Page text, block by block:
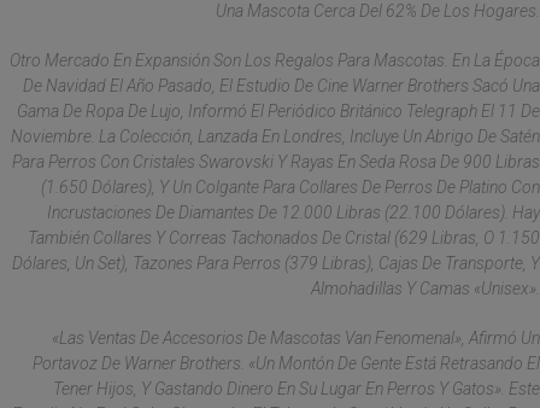
Una Mascota Cerca Del 62% De Los Hogares.
Otro Mercado En Expansión Son Los Regalos Para Mascotas. En La Época
De Navidad El Año Pasado, El Estudio De Cine Warner Brothers Sacó Una
Gama De Ropa De Lujo, Informó El Periódico Británico Telegraph El 11 De
Noviembre. La Colección, Lanzada En Londres, Incluye Un Abrigo De Satén
Para Perros Con Cristales Swarovski Y Rayas En Seda Rosa De 900 Libras
(1.650 Dólares), Y Un Colgante Para Collares De Perros De Platino Con
Incrustaciones De Diamantes De 12.000 Libras (22.100 Dólares). Hay
También Collares Y Correas Tachonados De Cristal (629 Libras, O 1.150
Dólares, Un Set), Tazones Para Perros (379 Libras), Cajas De Transporte, Y
Almohadillas Y Camas «unisex».
«Las Ventas De Accesorios De Mascotas Van Fenomenal», Afirmó Un
Portavoz De Warner Brothers. «Un Montón De Gente Está Retrasando El
Tener Hijos, Y Gastando Dinero En Su Lugar En Perros Y Gatos». Este